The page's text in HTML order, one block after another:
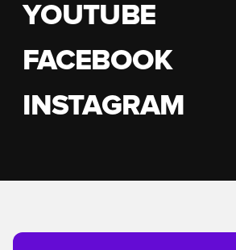
YOUTUBE
FACEBOOK
INSTAGRAM